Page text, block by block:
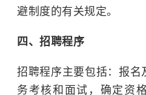
避制度的有关规定。
四、招聘程序
招聘程序主要包括：报名
务考核和面试，确定资